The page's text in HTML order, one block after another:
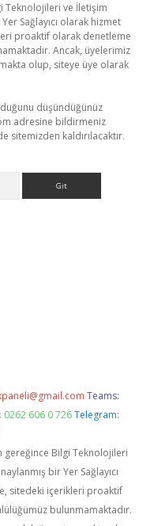
Teknolojileri ve İletişim
Sağlayıcı olarak hizmet
proaktif olarak denetleme
Ancak, üyelerimiz
olup, siteye üye olarak
düşündüğünüz
adresine bildirmeniz
sitemizden kaldırılacaktır.
Teams:
606 0 726 Telegram:
gereğince Bilgi Teknolojileri
bir Yer Sağlayıcı
sitedeki içerikleri proaktif
bulunmamaktadır.